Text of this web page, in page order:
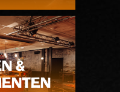
&